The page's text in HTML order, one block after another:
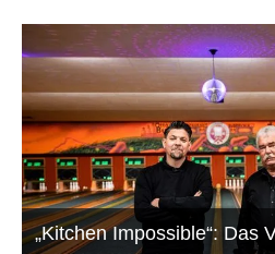
„Kitchen Impossible“: Das